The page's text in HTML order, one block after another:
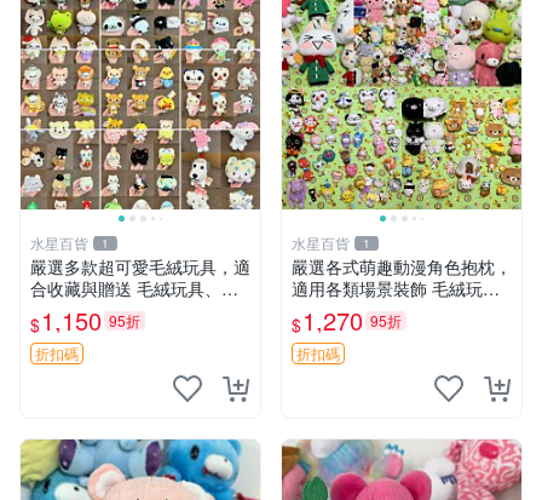
水星百貨 1
嚴選多款超可愛毛絨玩具，適
合收藏與贈送 毛絨玩具、抱
枕、公仔
$1,150 95折
折扣碼
水星百貨 1
嚴選各式萌趣動漫角色抱枕，
適用各類場景裝飾 毛絨玩
具、卡通抱枕、趣味玩偶
$1,270 95折
折扣碼